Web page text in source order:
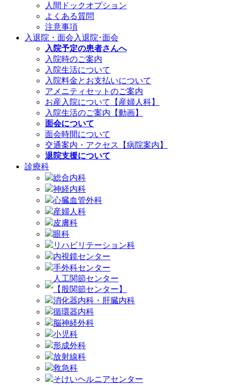
人間ドックオプション
よくある質問
注意事項
入退院・面会 入退院･面会
入院予定の患者さんへ
入院時のご案内
入院生活について
入院料金とお支払いについて
アメニティセットのご案内
お産入院について【産婦人科】
入院生活のご案内【動画】
面会について
面会時間について
交通案内・アクセス【病院案内】
退院支援について
診療科
総合内科
神経内科
心臓血管外科
産婦人科
皮膚科
眼科
リハビリテーション科
内視鏡センター
手外科センター
人工関節センター
【股関節センター】
消化器内科・肝臓内科
循環器内科
脳神経外科
小児科
形成外科
放射線科
救急科
そけいヘルニアセンター